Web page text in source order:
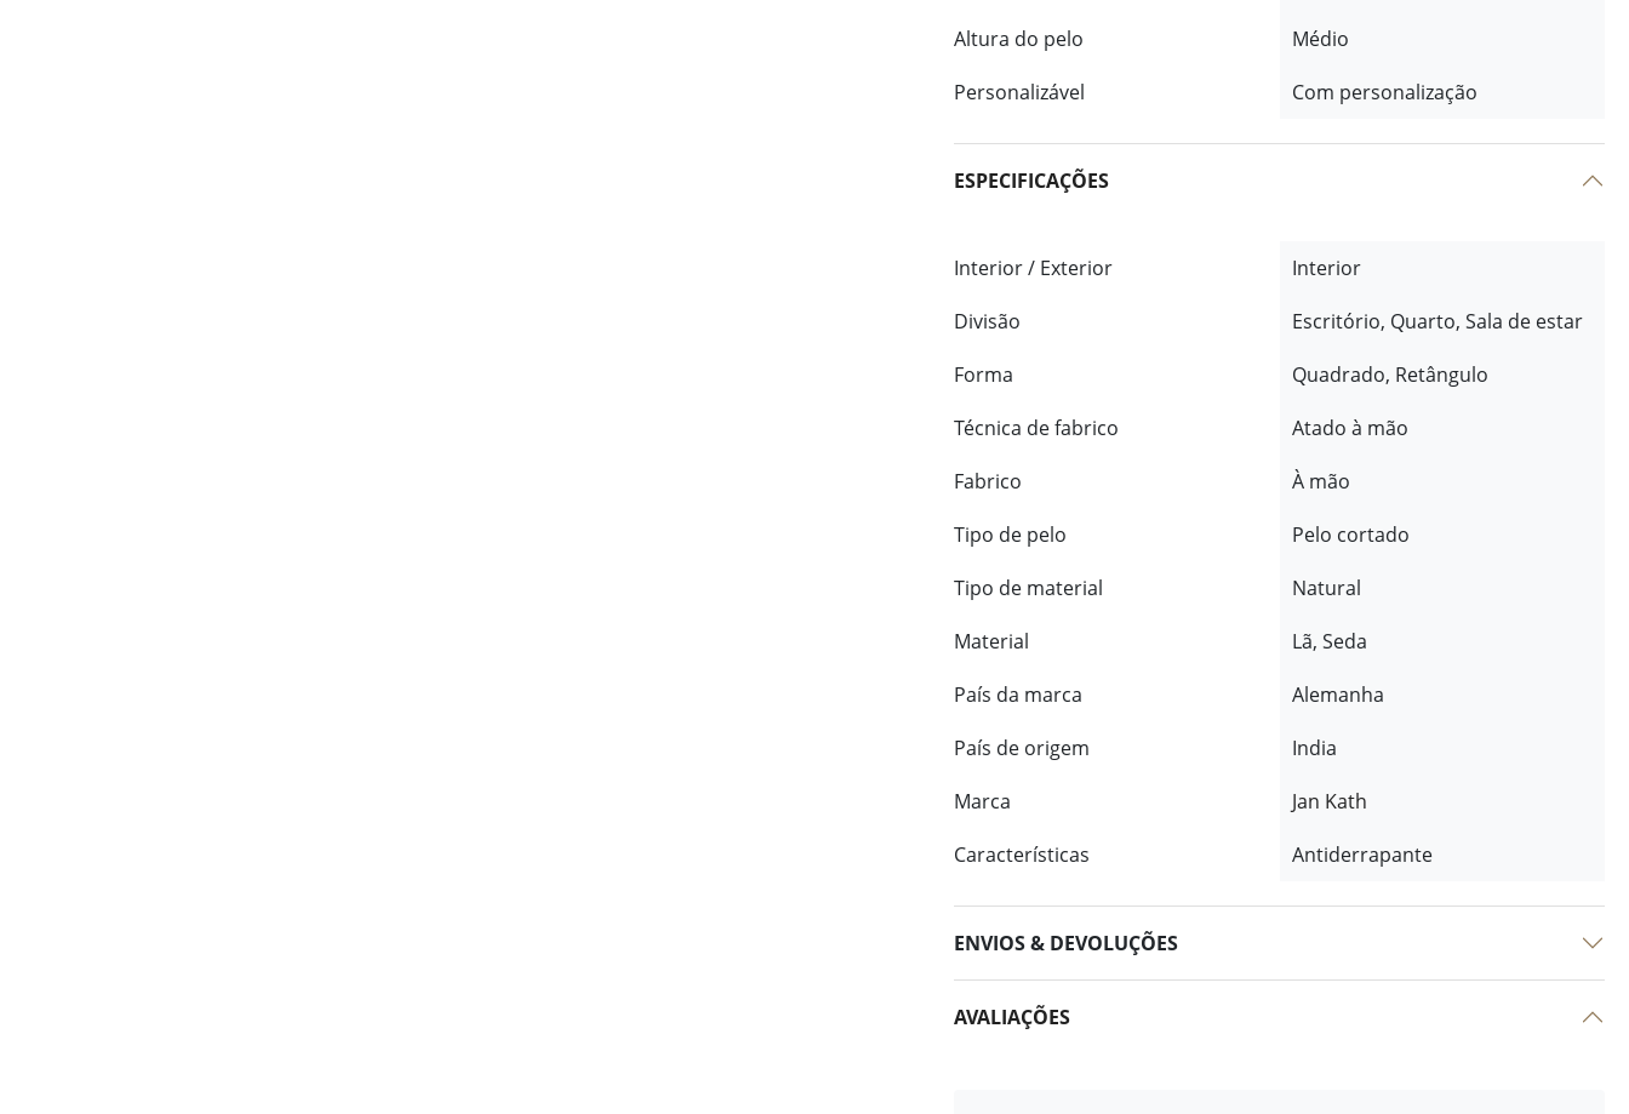
Altura do pelo
Médio
Personalizável
Com personalização
ESPECIFICAÇÕES
Interior / Exterior
Interior
Divisão
Escritório, Quarto, Sala de estar
Forma
Quadrado, Retângulo
Técnica de fabrico
Atado à mão
Fabrico
À mão
Tipo de pelo
Pelo cortado
Tipo de material
Natural
Material
Lã, Seda
País da marca
Alemanha
País de origem
India
Marca
Jan Kath
Características
Antiderrapante
ENVIOS & DEVOLUÇÕES
AVALIAÇÕES